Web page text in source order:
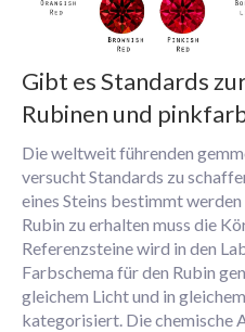
Gibt es Standards
Rubinen und
Die weltweit führenden
versucht Standards zu
eines Steins bestimmt
Rubin zu erhalten muss die
Referenzsteine wird in den
Farbschema für den Rubin
gleichem Licht und in
kategorisiert. Die chemische